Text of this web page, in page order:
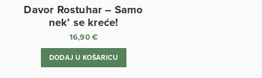
Davor Rostuhar – Samo
nek’ se kreće!
16,90€
DODAJ U KOŠARICU